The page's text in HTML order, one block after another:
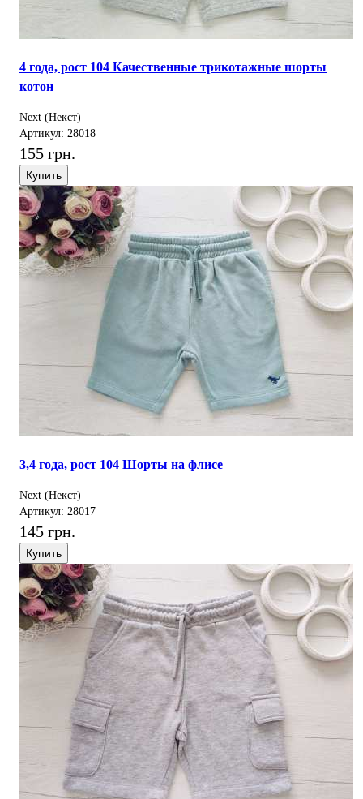
4 года, рост 104 Качественные трикотажные шорты
котон
Next (Некст)
Артикул: 28018
155 грн.
Купить
3,4 года, рост 104 Шорты на флисе
Next (Некст)
Артикул: 28017
145 грн.
Купить